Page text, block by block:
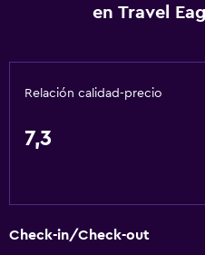
Gel de ducha
Unidad accesible para
en Travel
Relación calidad-precio
7,3
Check-in/Check-out